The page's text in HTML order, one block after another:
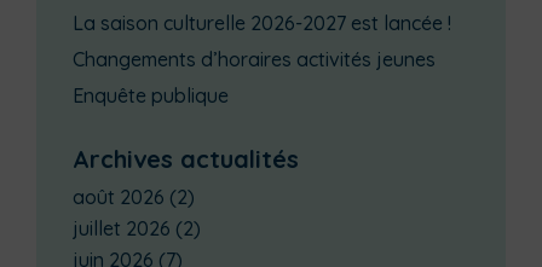
La saison culturelle 2026-2027 est lancée !
Changements d’horaires activités jeunes
Enquête publique
Archives actualités
août 2026 (2)
juillet 2026 (2)
juin 2026 (7)